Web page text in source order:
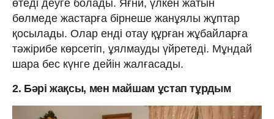
өтеді деуге болады. Яғни, үлкен жатын
бөлмеде жастарға бірнеше жанұялы жұптар
қосылады. Олар енді отау құрған жұбайларға
тәжірибе көрсетіп, ұялмауды үйретеді. Мұндай
шара бес күнге дейін жалғасады.
2. Бәрі жақсы, мен майшам ұстап тұрдым